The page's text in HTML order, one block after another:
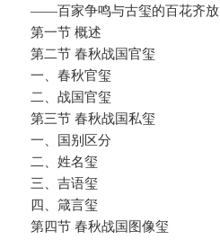
——百家争鸣与古玺的百花齐放
第一节 概述
第二节 春秋战国官玺
一、春秋官玺
二、战国官玺
第三节 春秋战国私玺
一、国别区分
二、姓名玺
三、吉语玺
四、箴言玺
第四节 春秋战国图像玺